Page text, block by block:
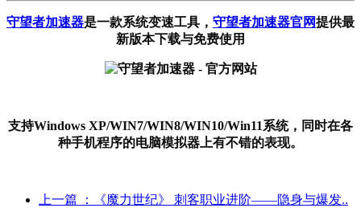
守望者加速器是一款系统变速工具 ， 守望者加速器官网提供最
新版本下载与免费使用
支持Windows XP/WIN7/WIN8/WIN10/Win11系统，同时在各
种手机程序的电脑模拟器上有不错的表现。
上一篇
：《魔力世纪》 刺客职业进阶——隐身与爆发..